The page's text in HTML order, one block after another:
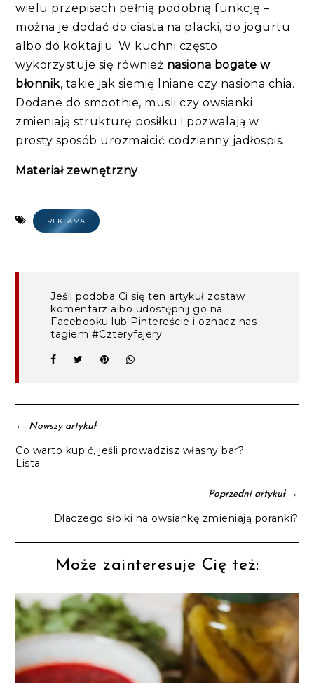
wielu przepisach pełnią podobną funkcję –
można je dodać do ciasta na placki, do jogurtu
albo do koktajlu. W kuchni często
wykorzystuje się również nasiona bogate w
błonnik, takie jak siemię lniane czy nasiona chia.
Dodane do smoothie, musli czy owsianki
zmieniają strukturę posiłku i pozwalają w
prosty sposób urozmaicić codzienny jadłospis.
Materiał zewnętrzny
REKLAMA
Jeśli podoba Ci się ten artykuł zostaw
komentarz albo udostępnij go na
Facebooku lub Pintereście i oznacz nas
tagiem #Czteryfajery
← Nowszy artykuł
Co warto kupić, jeśli prowadzisz własny bar?
Lista
Poprzedni artykuł→
Dlaczego słoiki na owsiankę zmieniają poranki?
Może zainteresuje Cię też: